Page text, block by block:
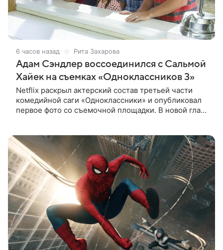
6 часов назад Рита Захарова
Адам Сэндлер воссоединился с Сальмой
Хайек на съемках «Одноклассников 3»
Netflix раскрыл актерский состав третьей части
комедийной саги «Одноклассники» и опубликовал
первое фото со съемочной площадки. В новой главе